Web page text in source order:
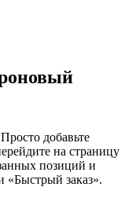
добавьте
на страницу
позиций и
«Быстрый заказ».